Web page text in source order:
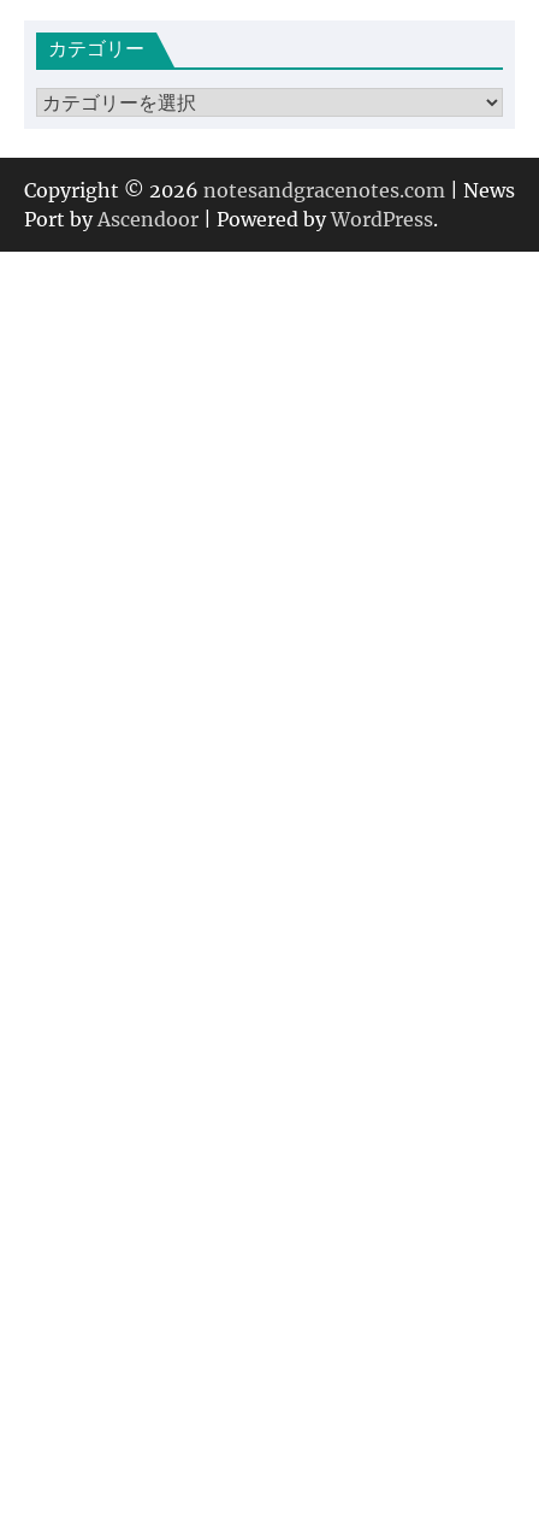
イカテゴリー
カ
ゴ
リ
ー
Copyright © 2026 notesandgracenotes.com | News
Port by Ascendoor | Powered byWordPress.